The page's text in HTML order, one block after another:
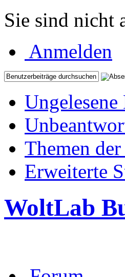
Sie sind nicht
Anmelden
Ungelesene
Themen
Erweiterte
WoltLab